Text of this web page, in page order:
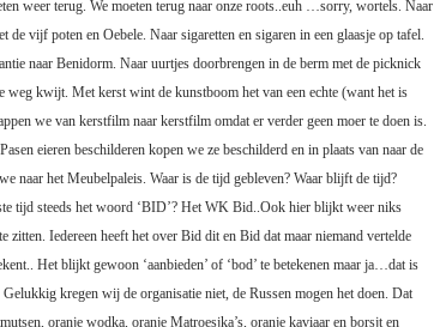
weer terug. We moeten terug naar onze roots..euh …sorry, wortels. Naar
de vijf poten en Oebele. Naar sigaretten en sigaren in een glaasje op tafel.
naar Benidorm. Naar uurtjes doorbrengen in de berm met de picknick
weg kwijt. Met kerst wint de kunstboom hetvan een echte (want het is
we van kerstfilm naar kerstfilm omdat er verder geen moer te doen is.
eieren beschilderen kopen we ze beschilderd en in plaats van naar de
naar het Meubelpaleis. Waar is de tijd gebleven? Waar blijft de tijd?
tijd steeds het woord ‘BID’? Het WK Bid..Ook hier blijkt weer niks
zitten. Iedereen heeft het over Bid dit en Bid dat maar niemand vertelde
Het blijkt gewoon ‘aanbieden’ of ‘bod’ te betekenen maar ja…dat is
kregen wij de organisatie niet, de Russen mogen het doen. Dat
oranje wodka, oranje Matroesjka’s, oranje kaviaar en borsjt en